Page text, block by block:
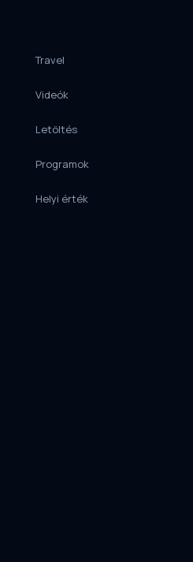
Travel
Videók
Letöltés
Programok
Helyi érték